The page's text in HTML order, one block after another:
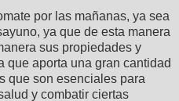
por las mañanas, ya sea
ya que de esta manera
sus propiedades y
que aporta una gran cantidad
que son esenciales para
y combatir ciertas